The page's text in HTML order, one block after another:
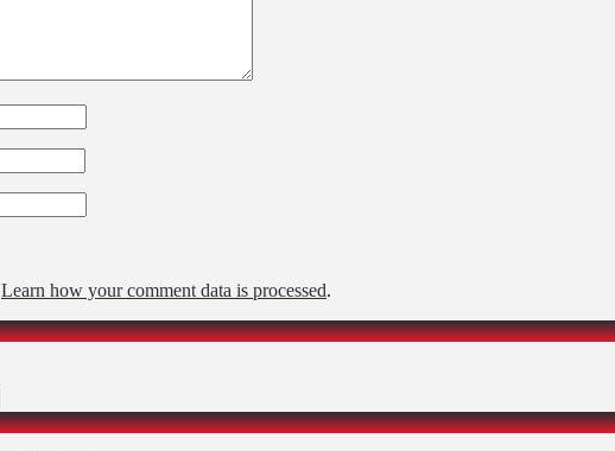
Learn how your comment data is processed.